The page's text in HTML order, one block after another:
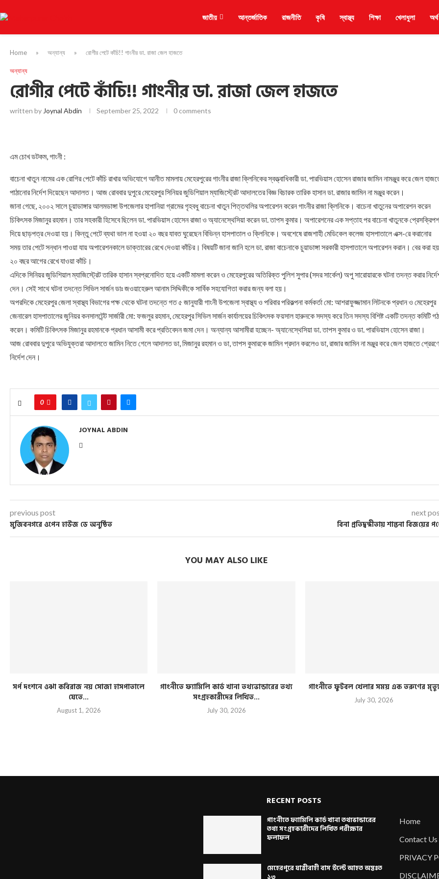
জাতীয় আন্তর্জাতিক রাজনীতি কৃষি স্বাস্থ্য শিক্ষা খেলাধুলা
Home » অন্যান্য » রোগীর পেটে কাঁচি!! গাংনীর ডা. রাজা জেল হাজতে
অন্যান্য
রোগীর পেটে কাঁচি!! গাংনীর ডা. রাজা জেল হাজতে
written by Joynal Abdin September 25, 2022 0 comments
এম চোখ ডটকম, গাংনী :
বাচেনা খাতুন নামের এক রোগির পেটে কাঁচি রাখার অভিযোগে আনীত মামলায় মেহেরপুরের গাংনীর রাজা ক্লিনিকের স্বত্ত্বাধিকারী ডা. পারভিয়াস হোসেন রাজার জামিন নামঞ্জুর করে জেল
পাঠানোর নির্দেশ দিয়েছেন আদালত। আজ রোববার দুপুরে মেহেরপুর সিনিয়র জুডিশিয়াল ম্যাজিস্ট্রেট আদালতের বিজ্ঞ বিচারক তারিক হাসান ডা. রাজার জামিন না মঞ্জুর করেন।
জানা গেছে, ২০০২ সালে চুয়াডাঙ্গার আলমডাঙ্গা উপজেলার হাপানিয়া গ্রামের গৃহবধু বাচেনা খাতুন পিত্তথলির অপারেশন করেন গাংনীর রাজা ক্লিনিকে। বাচেনা খাতুনের অপারেশন করেন
চিকিৎসক মিজানুর রহমান। তার সহকারী হিসেবে ছিলেন ডা. পারভিয়াস হোসেন রাজা ও অ্যানেস্থেসিয়া করেন ডা. তাপস কুমার। অপারেশনের এক সপ্তাহ পর বাচেনা খাতুনকে
দিয়ে ছাড়পত্র দেওয়া হয়। কিন্তু পেটে ব্যথা ভাল না হওয়া ২০ বছর যাবত ঘুরেছেন বিভিন্ন হাসপাতাল ও ক্লিনিকে। অবশেষে রাজশাহী মেডিকেল কলেজ হাসপাতালে এক্স-রে করানোর
সময় তার পেটে সন্ধান পাওয়া যায় অপারেশনকালে ডাক্তারের রেখে দেওয়া কাঁচির। বিষয়টি জানা জানি হলে ডা. রাজা বাচেনাকে চুয়াডাঙ্গা সরকারী হাসপাতালে অপারেশন করান। বের করা হয়
২০ বছর আগের রেখে যাওয়া কাঁচি।
এদিকে সিনিয়র জুডিশিয়াল ম্যাজিস্ট্রেট তারিক হাসান স্বপ্রনোদিত হয়ে একটি মামলা করেন ও মেহেরপুরের অতিরিক্ত পুলিশ সুপার (সদর সার্কেল) অপু সারোয়ারকে ঘটনা তদন্ত করার
দেন। সেই সাথে ঘটনা তদন্তে সিভিল সার্জন ডাঃ জওয়াহেরুল আনাম সিদ্দিকীকে সার্বিক সহযোগিতা করার জন্য বলা হয়।
অপরদিকে মেহেরপুর জেলা স্বাস্থ্য বিভাগের পক্ষ থেকে ঘটনা তদন্তে গত ৫ জানুযারী গাংনী উপজেলা স্বাস্থ্য ও পরিবার পরিকল্পনা কর্মকর্তা মো: আশরাফুজ্জামান লিটনকে প্রধান ও মেহেরপুর
জেনারেল হাসপাতালের জুনিয়র কনসালটেন্ট সার্জারী মো: ফজলুর রহমান, মেহেরপুর সিভিল সার্জন কার্যালয়ের চিকিৎসক ফয়সাল হারুনকে সদস্য করে তিন সদস্য বিশিষ্ট একটি তদন্ত কমিটি
করেন। কমিটি চিকিৎসক মিজানুর রহমানকে প্রধান আসামী করে প্রতিবেদন জমা দেন। অন্যান্য আসামীরা হচ্ছেন- অ্যানেস্থেসিয়া ডা. তাপস কুমার ও ডা. পারভিয়াস হোসেন রাজা।
আজ রোববার দুপুরে অভিযুক্তরা আদালতে জামিন নিতে গেলে আদালত ডা, মিজানুর রহমান ও ডা, তাপস কুমারকে জামিন প্রদান করলেও ডা, রাজার জামিন না মঞ্জুর করে জেল হাজতে
নির্দেশ দেন।
0
JOYNAL ABDIN
previous post
মুজিবনগরে ওপেন হাউজ ডে অনুষ্ঠিত
next
বিনা প্রতিদ্বন্দীতায় শান্তনা বিজ‌য়ের
YOU MAY ALSO LIKE
সর্প দংশনে ওঝা কবিরাজ নয় সোজা হাসপাতালে
যেতে...
August 1, 2026
গাংনীতে ফ্যামিলি কার্ড খানা তথ্যভান্ডারের তথ্য
সংগ্রহকারীদের লিখিত...
July 30, 2026
গাংনীতে ফুটবল খেলার সময় এক তরুণের মৃত্যু
July 30, 2026
RECENT POSTS
গাংনীতে ফ্যামিলি কার্ড খানা তথ্যভান্ডারের
তথ্য সংগ্রহকারীদের লিখিত পরীক্ষার
ফলাফল
মেহেরপুরে যাত্রীবাহী বাস উল্টে আহত অন্তঃত
Home
Contact Us
PRIVACY